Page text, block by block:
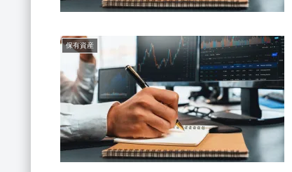
保有資産